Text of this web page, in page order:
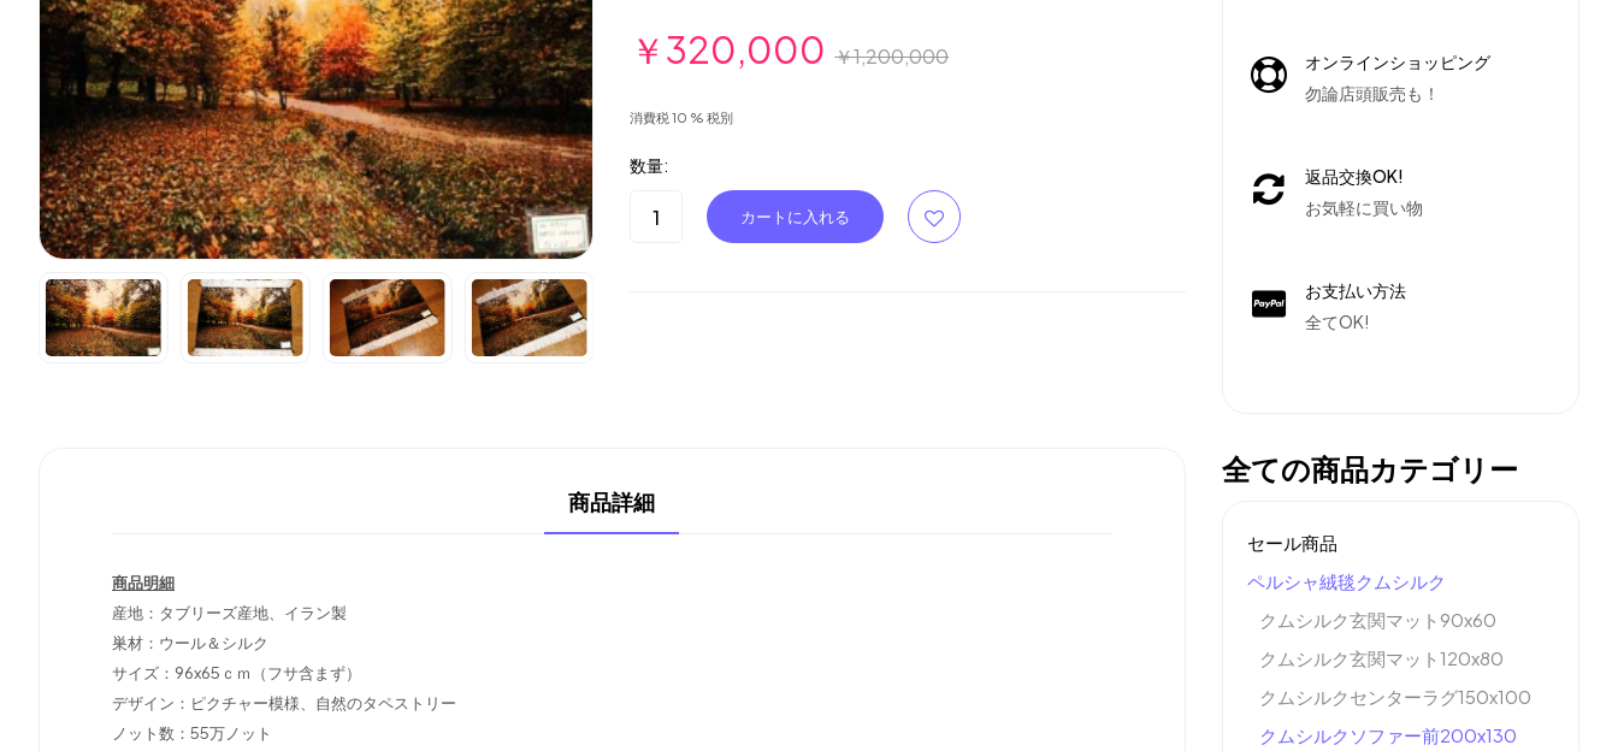
￥320,000 ￥1,200,000
消費税 10 % 税別
数量:
商品詳細
商品明細
産地：タブリーズ産地、イラン製
巣材：ウール＆シルク
サイズ：96x65ｃｍ（フサ含まず）
デザイン：ピクチャー模様、自然のタペストリー
ノット数：55万ノット
オンラインショッピング
勿論店頭販売も！
返品交換OK!
お気軽に買い物
お支払い方法
全てOK!
全ての商品カテゴリー
セール商品
ペルシャ絨毯クムシルク
クムシルク玄関マット90x60
クムシルク玄関マット120x80
クムシルクセンターラグ150x100
クムシルクソファー前200x130